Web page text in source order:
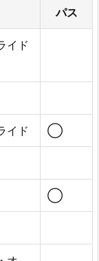
パス
イド
イド ◯
◯